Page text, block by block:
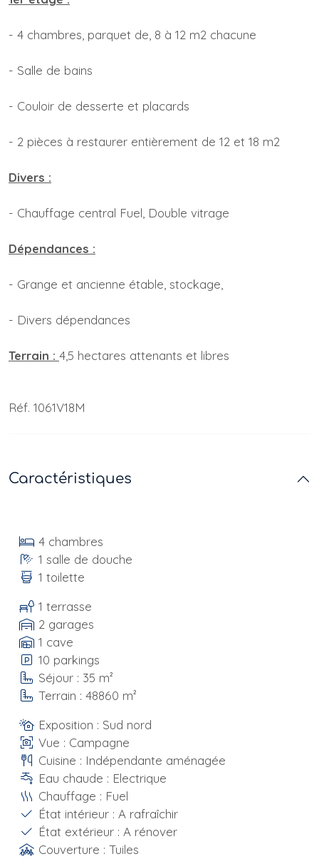
- 4 chambres, parquet de, 8 à 12 m2 chacune
- Salle de bains
- Couloir de desserte et placards
- 2 pièces à restaurer entièrement de 12 et 18 m2
Divers :
- Chauffage central Fuel, Double vitrage
Dépendances :
- Grange et ancienne étable, stockage,
- Divers dépendances
Terrain : 4,5 hectares attenants et libres
Réf. 1061V18M
Caractéristiques
4 chambres
1 salle de douche
1 toilette
1 terrasse
2 garages
1 cave
10 parkings
Séjour : 35 m²
Terrain : 48860 m²
Exposition : Sud nord
Vue : Campagne
Cuisine : Indépendante aménagée
Eau chaude : Electrique
Chauffage : Fuel
État intérieur : A rafraîchir
État extérieur : A rénover
Couverture : Tuiles